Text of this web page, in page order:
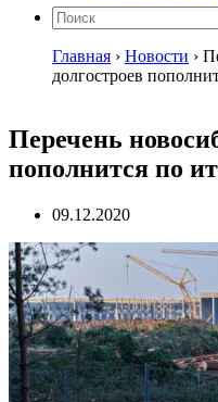
Главная › Новости ›
долгостроев
Перечень
пополнится по
09.12.2020